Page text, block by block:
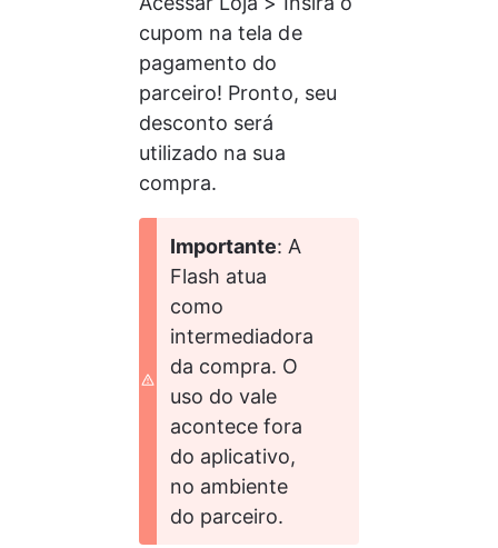
cupom na tela de
pagamento do
parceiro! Pronto, seu
desconto será
utilizado na sua
compra.
Importante: A
Flash atua
como
intermediadora
da compra. O
uso do vale
acontece fora
do aplicativo,
no ambiente
do parceiro.